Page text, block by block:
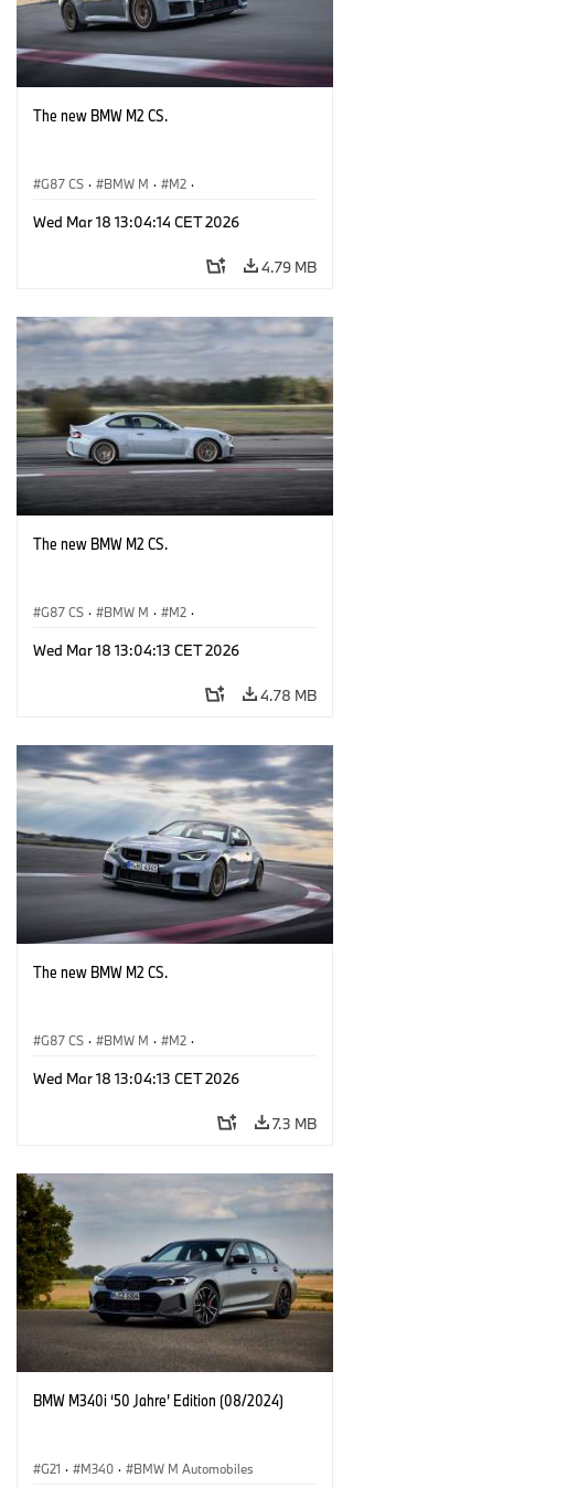
The new BMW M2 CS.
G87 CS · BMW M · M2 ·
Wed Mar 18 13:04:14 CET 2026
4.79 MB
The new BMW M2 CS.
G87 CS · BMW M · M2 ·
Wed Mar 18 13:04:13 CET 2026
4.78 MB
The new BMW M2 CS.
G87 CS · BMW M · M2 ·
Wed Mar 18 13:04:13 CET 2026
7.3 MB
BMW M340i ‘50 Jahre’ Edition (08/2024)
G21 · M340 · BMW M Automobiles